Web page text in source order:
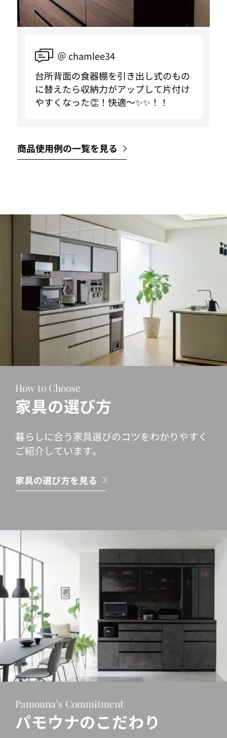
＠ chamlee34
台所背面の食器棚を引き出し式のもの
に替えたら収納力がアップして片付け
やすくなった👏！快適〜✨✨！！
商品使用例の一覧を見る
How to Choose
家具の選び方
暮らしに合う家具選びのコツをわかりやすく
ご紹介しています。
家具の選び方を見る
Pamouna’s Commitment
パモウナのこだわり